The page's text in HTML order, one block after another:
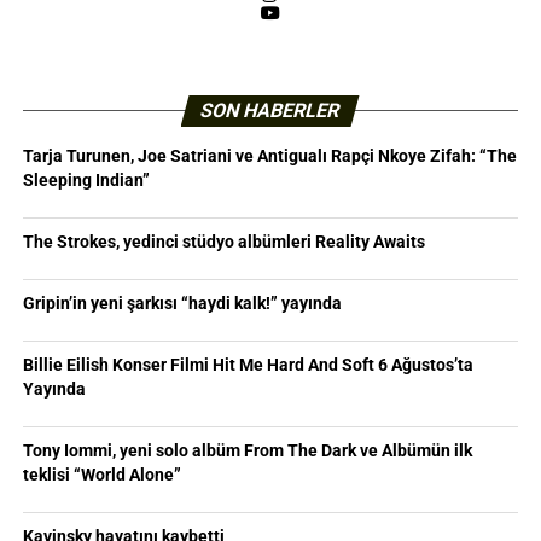
YouTube
SON HABERLER
Tarja Turunen, Joe Satriani ve Antigualı Rapçi Nkoye Zifah: “The
Sleeping Indian”
The Strokes, yedinci stüdyo albümleri Reality Awaits
Gripin’in yeni şarkısı “haydi kalk!” yayında
Billie Eilish Konser Filmi Hit Me Hard And Soft 6 Ağustos’ta
Yayında
Tony Iommi, yeni solo albüm From The Dark ve Albümün ilk
teklisi “World Alone”
Kavinsky hayatını kaybetti